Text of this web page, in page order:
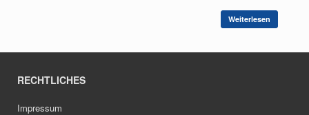
Weiterlesen
RECHTLICHES
Impressum